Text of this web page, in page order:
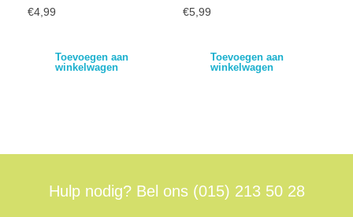
€4,99
Toevoegen aan
winkelwagen
€5,99
Toevoegen aan
winkelwagen
Hulp nodig? Bel ons (015) 213 50 28